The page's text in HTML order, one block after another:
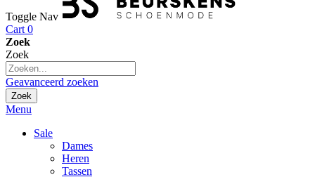
Toggle Nav
Cart 0
Zoek
Zoek
Geavanceerd zoeken
Zoek
Menu
Sale
Dames
Heren
Tassen